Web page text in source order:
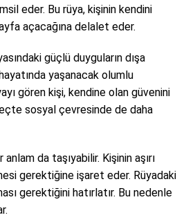
eder. Bu rüya, kişinin kendini
açacağına delalet eder.
güçlü duyguların dışa
yaşanacak olumlu
gören kişi, kendine olan güvenini
sosyal çevresinde de daha
da taşıyabilir. Kişinin aşırı
gerektiğine işaret eder. Rüyadaki
gerektiğini hatırlatır. Bu nedenle